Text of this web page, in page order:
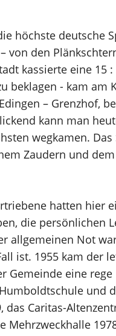
höchste deutsche
von den
kassierte eine 15
beklagen - kam am
– Grenzhof,
kann man
wegkamen.
Zaudern und
hatten hier
die persönlichen
allgemeinen Not
ist. 1955 kam der
Gemeinde eine
und
Caritas-